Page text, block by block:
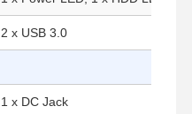
2 x USB 3.0
1 x DC Jack